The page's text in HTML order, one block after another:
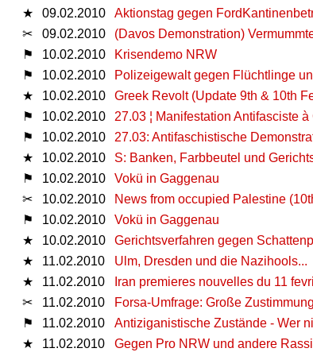
★
09.02.2010
Aktionstag gegen
✂
09.02.2010
(Davos Demonstration)
⚑
10.02.2010
Krisendemo NRW
⚑
10.02.2010
Polizeigewalt gegen Flüchtlinge
★
10.02.2010
Greek Revolt (Update 9th & 10th
⚑
10.02.2010
27.03 ¦ Manifestation Antifasciste
⚑
10.02.2010
27.03: Antifaschistische
★
10.02.2010
S: Banken, Farbbeutel und
⚑
10.02.2010
Vokü in Gaggenau
✂
10.02.2010
News from occupied Palestine
⚑
10.02.2010
Vokü in Gaggenau
★
10.02.2010
Gerichtsverfahren gegen
★
11.02.2010
Ulm, Dresden und die Nazihools...
★
11.02.2010
Iran premieres nouvelles du 11
✂
11.02.2010
Forsa-Umfrage: Große
⚑
11.02.2010
Antiziganistische Zustände - Wer
★
11.02.2010
Gegen Pro NRW und andere